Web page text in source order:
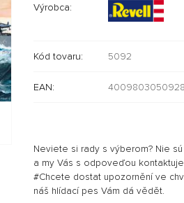
Výrobca:
Kód tovaru: 5092
EAN: 4009803050928
Neviete si rady s výberom? Nie
a my Vás s odpoveďou
#Chcete dostat upozornění ve
náš hlídací pes Vám dá vědět.